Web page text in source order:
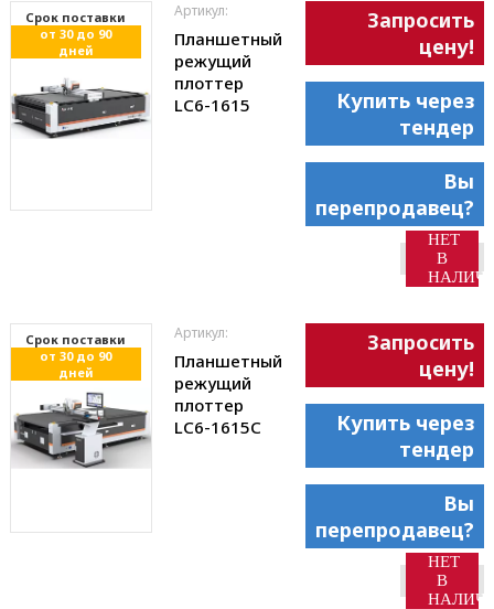
Cрок поставки
от 30 до 90
дней
Артикул:
Планшетный
режущий
плоттер
LC6-1615
Запросить
цену!
Купить через
тендер
Вы
перепродавец?
НЕТ
В
Cрок поставки
от 30 до 90
дней
Артикул:
Планшетный
режущий
плоттер
LC6-1615С
Запросить
цену!
Купить через
тендер
Вы
перепродавец?
НЕТ
В